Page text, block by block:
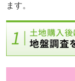
ます。